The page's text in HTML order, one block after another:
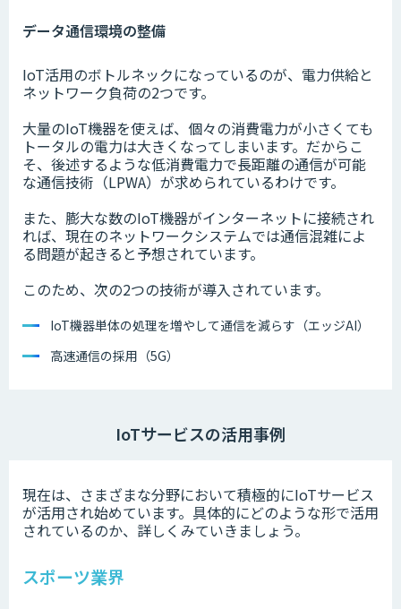
データ通信環境の整備
IoT活用のボトルネックになっているのが、電力供給と
ネットワーク負荷の2つです。
大量のIoT機器を使えば、個々の消費電力が小さくても
トータルの電力は大きくなってしまいます。だからこ
そ、後述するような低消費電力で長距離の通信が可能
な通信技術（LPWA）が求められているわけです。
また、膨大な数のIoT機器がインターネットに接続され
れば、現在のネットワークシステムでは通信混雑によ
る問題が起きると予想されています。
このため、次の2つの技術が導入されています。
IoT機器単体の処理を増やして通信を減らす（エッジAI）
高速通信の採用（5G）
IoTサービスの活用事例
現在は、さまざまな分野において積極的にIoTサービス
が活用され始めています。具体的にどのような形で活用
されているのか、詳しくみていきましょう。
スポーツ業界